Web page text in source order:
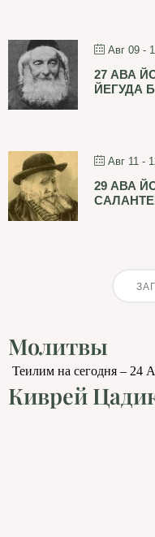
Авг 09 -
27 АВА
ЙЕГУДА
Авг 11 -
29 АВА
Молитвы
Теилим на сегодня – 24
Киврей